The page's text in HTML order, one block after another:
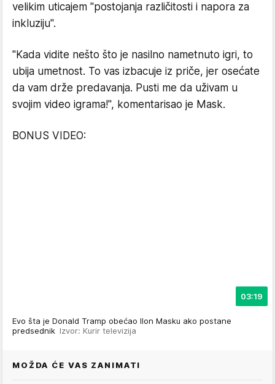
velikim uticajem "postojanja različitosti i napora za
inkluziju".
"Kada vidite nešto što je nasilno nametnuto igri, to
ubija umetnost. To vas izbacuje iz priče, jer osećate
da vam drže predavanja. Pusti me da uživam u
svojim video igrama!", komentarisao je Mask.
BONUS VIDEO:
03:19
Evo šta je Donald Tramp obećao Ilon Masku ako postane
predsednik Izvor: Kurir televizija
MOŽDA ĆE VAS ZANIMATI